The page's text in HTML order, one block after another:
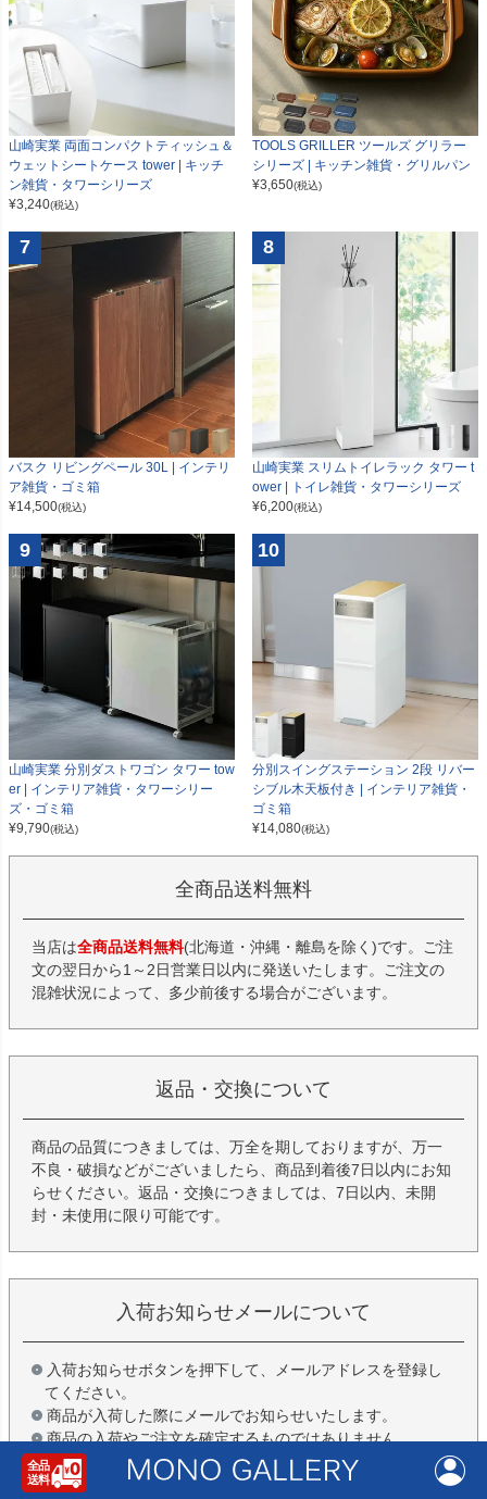
山崎実業 両面コンパクトティッシュ＆
ウェットシートケース tower | キッチ
ン雑貨・タワーシリーズ
¥3,240(税込)
TOOLS GRILLER ツールズ グリラー
シリーズ | キッチン雑貨・グリルパン
¥3,650(税込)
7
バスク リビングペール 30L | インテリ
ア雑貨・ゴミ箱
¥14,500(税込)
8
山崎実業 スリムトイレラック タワー t
ower | トイレ雑貨・タワーシリーズ
¥6,200(税込)
9
山崎実業 分別ダストワゴン タワー tow
er | インテリア雑貨・タワーシリー
ズ・ゴミ箱
¥9,790(税込)
10
分別スイングステーション 2段 リバー
シブル木天板付き | インテリア雑貨・
ゴミ箱
¥14,080(税込)
全商品送料無料
当店は全商品送料無料(北海道・沖縄・離島を除く)です。ご注
文の翌日から1～2日営業日以内に発送いたします。ご注文の
混雑状況によって、多少前後する場合がございます。
返品・交換について
商品の品質につきましては、万全を期しておりますが、万一
不良・破損などがございましたら、商品到着後7日以内にお知
らせください。返品・交換につきましては、7日以内、未開
封・未使用に限り可能です。
入荷お知らせメールについて
入荷お知らせボタンを押下して、メールアドレスを登録し
てください。
商品が入荷した際にメールでお知らせいたします。
商品の入荷やご注文を確定するものではありません。
詳しくはこちら